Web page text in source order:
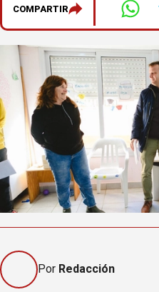
COMPARTIR
Por Redacción